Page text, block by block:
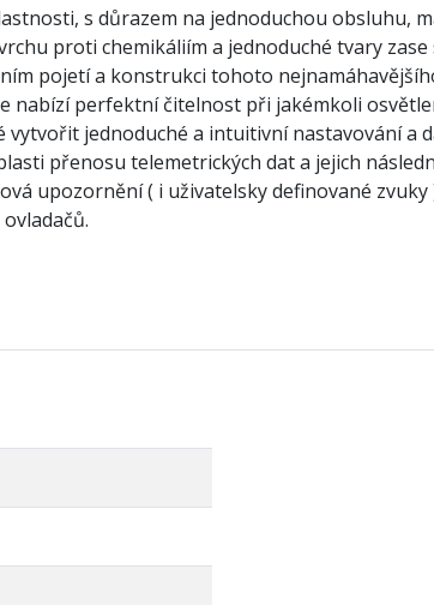
s důrazem na jednoduchou obsluhu,
proti chemikáliím a jednoduché tvary
pojetí a konstrukci tohoto
nabízí perfektní čitelnost při jakémkoli
jednoduché a intuitivní nastavování a
přenosu telemetrických dat a jejich
upozornění ( i uživatelsky definované